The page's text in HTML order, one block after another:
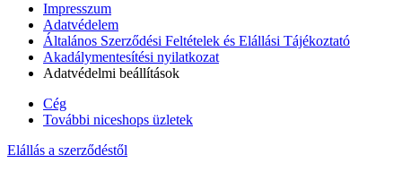
Impresszum
Adatvédelem
Általános Szerződési Feltételek és Elállási Tájékoztató
Akadálymentesítési nyilatkozat
Adatvédelmi beállítások
Cég
További niceshops üzletek
Elállás a szerződéstől